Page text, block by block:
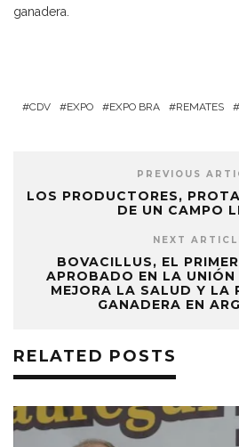
ganadera.
CDV EXPO EXPO BRA REMATES
PREVIOUS
LOS PRODUCTORES,
DE UN CAMPO
NEXT
BOVACILLUS, EL
APROBADO EN LA UNIÓN
MEJORA LA SALUD Y LA
GANADERA EN
RELATED POSTS